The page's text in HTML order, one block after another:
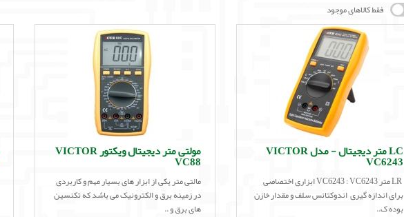
فقط کالاهای موجود
LC متر دیجیتال - مدل VICTOR
VC6243
LR متر VC6243 : VC6243 ابزاری اختصاصی
برای اندازه گیری اندوکتانس سلف و مقدار خازن
بوده ک..
مولتی متر دیجیتال ویکتور VICTOR
VC88
مالتی متر یکی از ابزار های بسیار مهم و کاربردی
در زمینه برق و الکترونیک می باشد که تکنسین
های برق و ..